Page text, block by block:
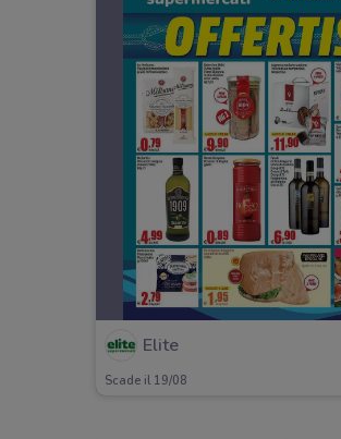
Elite
Scade il 19/08